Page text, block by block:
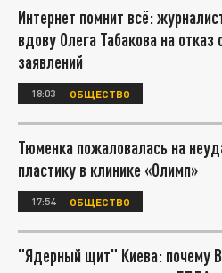
Интернет помнит всё:
вдову Олега Табакова на отказ
заявлений
18:03 ОБЩЕСТВО
Тюменка пожаловалась на
пластику в клинике «Олимп»
17:54 ОБЩЕСТВО
"Ядерный щит" Киева: почему